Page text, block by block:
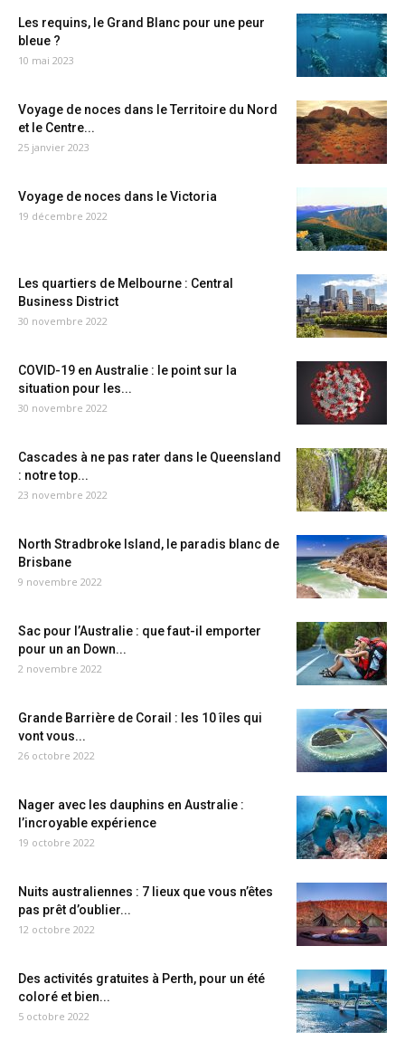
Les requins, le Grand Blanc pour une peur
bleue ?
10 mai 2023
Voyage de noces dans le Territoire du Nord
et le Centre...
25 janvier 2023
Voyage de noces dans le Victoria
19 décembre 2022
Les quartiers de Melbourne : Central
Business District
30 novembre 2022
COVID-19 en Australie : le point sur la
situation pour les...
30 novembre 2022
Cascades à ne pas rater dans le Queensland
: notre top...
23 novembre 2022
North Stradbroke Island, le paradis blanc de
Brisbane
9 novembre 2022
Sac pour l’Australie : que faut-il emporter
pour un an Down...
2 novembre 2022
Grande Barrière de Corail : les 10 îles qui
vont vous...
26 octobre 2022
Nager avec les dauphins en Australie :
l’incroyable expérience
19 octobre 2022
Nuits australiennes : 7 lieux que vous n’êtes
pas prêt d’oublier...
12 octobre 2022
Des activités gratuites à Perth, pour un été
coloré et bien...
5 octobre 2022